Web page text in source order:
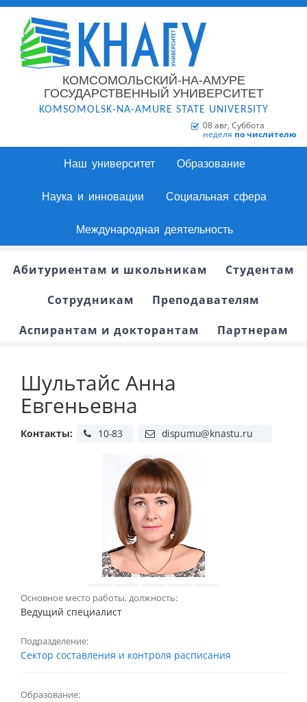
КОМСОМОЛЬСКИЙ-НА-АМУРЕ
ГОСУДАРСТВЕННЫЙ УНИВЕРСИТЕТ
KOMSOMOLSK-NA-AMURE STATE UNIVERSITY
08 авг, Суббота
неделя по числителю
Наш университет Образование
Наука и инновации Социальная сфера
Международная деятельность
Абитуриентам и школьникам
Студентам
Сотрудникам
Преподавателям
Аспирантам и докторантам
Партнерам
Шультайс Анна
Евгеньевна
Контакты:
Основное место работы, должность:
Ведущий специалист
Подразделение:
Сектор составления и контроля расписания
Образование: